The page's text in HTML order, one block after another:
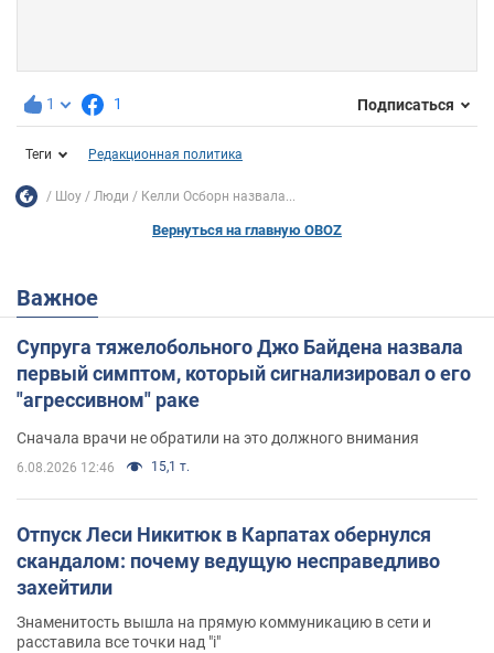
1 1 Подписаться
Теги Редакционная политика
Шоу Люди Келли Осборн назвала...
Вернуться на главную OBOZ
Важное
Супруга тяжелобольного Джо Байдена назвала
первый симптом, который сигнализировал о его
"агрессивном" раке
Сначала врачи не обратили на это должного внимания
6.08.2026 12:46 15,1 т.
Отпуск Леси Никитюк в Карпатах обернулся
скандалом: почему ведущую несправедливо
захейтили
Знаменитость вышла на прямую коммуникацию в сети и
расставила все точки над "i"